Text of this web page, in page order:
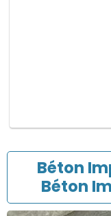
Béton
Béton